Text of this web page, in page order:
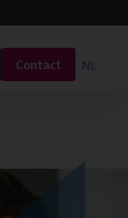
Contact NL